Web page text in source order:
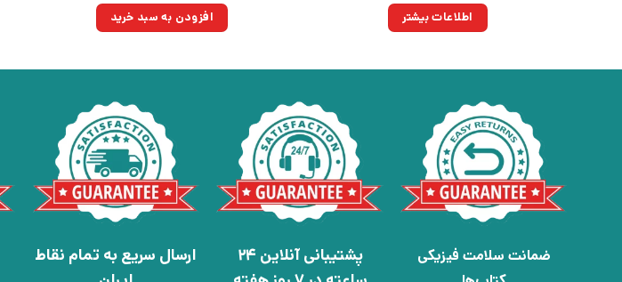
اطلاعات بیشتر ۲۰۰,۰۰۰تومان
بود.
افزودن به سبد خرید
ضمانت سلامت فیزیکی
پشتیبانی آنلاین 24
ارسال سریع به تمام نقاط